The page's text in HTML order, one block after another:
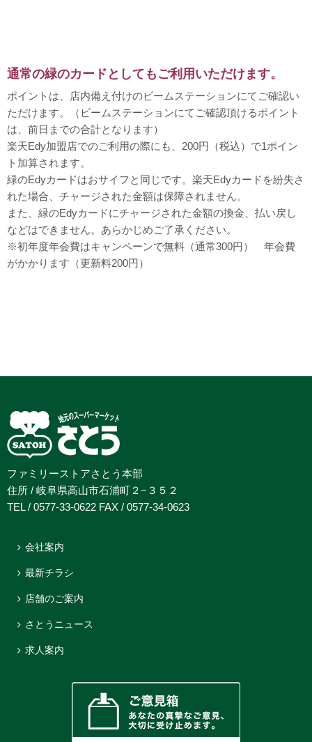
通常の緑のカードとしてもご利用いただけます。
ポイントは、店内備え付けのビームステーションにてご確認い
ただけます。（ビームステーションにてご確認頂けるポイント
は、前日までの合計となります）
楽天Edy加盟店でのご利用の際にも、200円（税込）で1ポイン
ト加算されます。
緑のEdyカードはおサイフと同じです。楽天Edyカードを紛失さ
れた場合、チャージされた金額は保障されません。
また、緑のEdyカードにチャージされた金額の換金、払い戻し
などはできません。あらかじめご了承ください。
※初年度年会費はキャンペーンで無料（通常300円） 年会費
がかかります（更新料200円）
ファミリーストアさとう本部
住所 / 岐阜県高山市石浦町２−３５２
TEL / 0577-33-0622 FAX / 0577-34-0623
会社案内
最新チラシ
店舗のご案内
さとうニュース
求人案内